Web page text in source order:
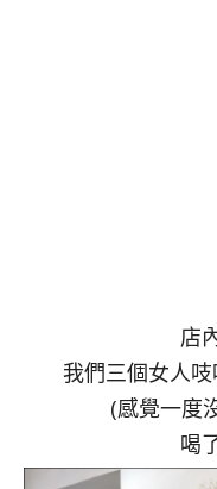
店
我們三個女人
(感覺一度
喝